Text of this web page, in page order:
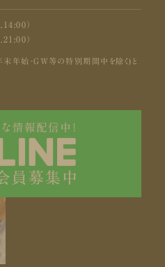
）
）
年始・GW等の特別期間中を除く)と